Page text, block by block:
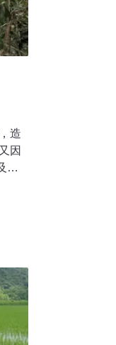
造
因
自
繚
眾
而